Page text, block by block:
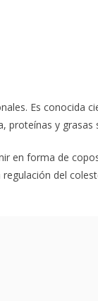
Es conocida
y
en forma de
del